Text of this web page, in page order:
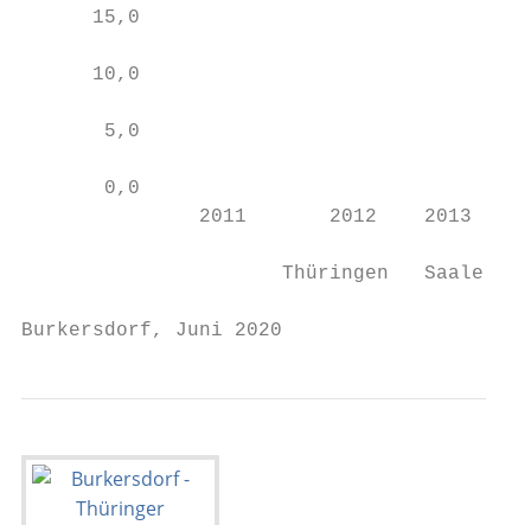
      15,0
      10,0
       5,0
       0,0
2011       2012    2013
Thüringen   Saale-
Burkersdorf, Juni 2020